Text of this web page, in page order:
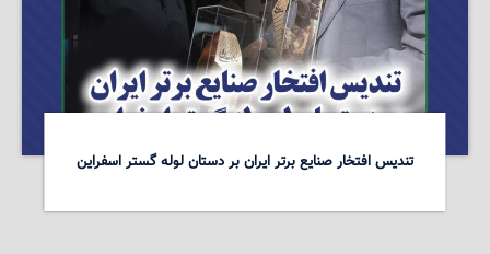
تندیس افتخار صنایع برتر ایران بر دستان لوله گستر اسفراین